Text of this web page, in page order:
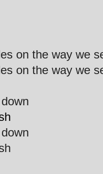
on the way we
on the way we